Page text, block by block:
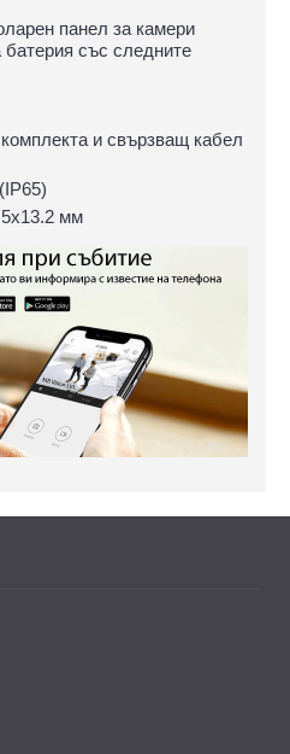
панел за камери
със следните
и свързващ кабел
мм